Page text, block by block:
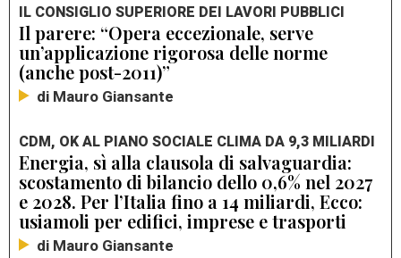
IL CONSIGLIO SUPERIORE DEI LAVORI PUBBLICI
Il parere: “Opera eccezionale, serve
un’applicazione rigorosa delle norme
(anche post-2011)”
di Mauro Giansante
CDM, OK AL PIANO SOCIALE CLIMA DA 9,3 MILIARDI
Energia, sì alla clausola di salvaguardia:
scostamento di bilancio dello 0,6% nel 2027
e 2028. Per l’Italia fino a 14 miliardi, Ecco:
usiamoli per edifici, imprese e trasporti
di Mauro Giansante